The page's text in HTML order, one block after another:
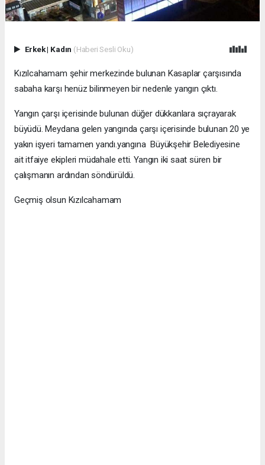
Erkek| Kadın (Haberi Sesli Oku)
Kızılcahamam şehir merkezinde bulunan Kasaplar çarşısında
sabaha karşı henüz bilinmeyen bir nedenle yangın çıktı.
Yangın çarşı içerisinde bulunan düğer dükkanlara sıçrayarak
büyüdü. Meydana gelen yangında çarşı içerisinde bulunan 20 ye
yakın işyeri tamamen yandı.yangına Büyükşehir Belediyesine
ait itfaiye ekipleri müdahale etti. Yangın iki saat süren bir
çalışmanın ardından söndürüldü.
Geçmiş olsun Kızılcahamam